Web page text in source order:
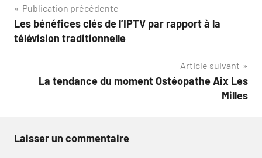
Navigation
de
Publication précédente
Les bénéfices clés de l’IPTV par rapport à la
télévision traditionnelle
Article suivant
La tendance du moment Ostéopathe Aix Les
Milles
Laisser un commentaire